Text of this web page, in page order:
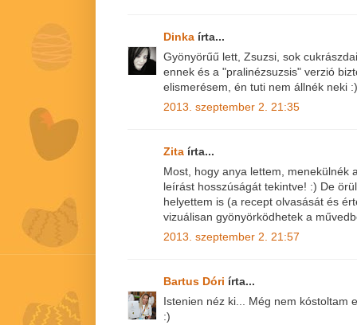
Dinka írta...
Gyönyörűű lett, Zsuzsi, sok
ennek és a "pralinézsuzsis" verzió
elismerésem, én tuti nem állnék neki :)
2013. szeptember 2. 21:35
Zita írta...
Most, hogy anya lettem, menekülnék
leírást hosszúságát tekintve! :) De
helyettem is (a recept olvasását és
vizuálisan gyönyörködhetek a
2013. szeptember 2. 21:57
Bartus Dóri írta...
Istenien néz ki... Még nem kóstoltam
:)